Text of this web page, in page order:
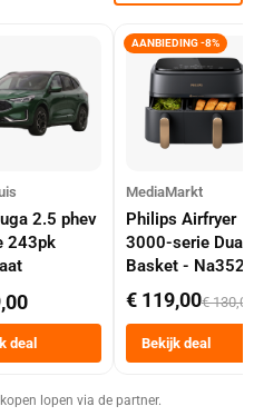
2.5 phev
243pk
deal
AANBIEDING -8%
MediaMarkt
Philips Airfryer
3000-serie Dual
Basket -
Dubbele Mand 9
Tot 6 Personen
Heteluchtfriteuse
Zwart
€ 119,00€ 130,00
Bekijk deal
lopen via de partner.